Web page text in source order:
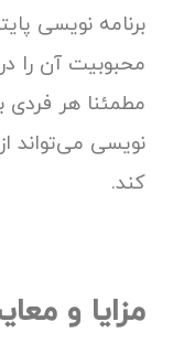
برنامه نویسی
محبوبیت آن را
مطمئنا هر فردی
نویسی می‌تواند
کند.
مزایا و